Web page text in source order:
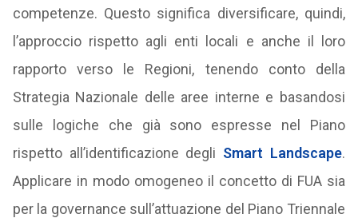
competenze. Questo significa diversificare, quindi,
l’approccio rispetto agli enti locali e anche il loro
rapporto verso le Regioni, tenendo conto della
Strategia Nazionale delle aree interne e basandosi
sulle logiche che già sono espresse nel Piano
rispetto all’identificazione degli Smart Landscape.
Applicare in modo omogeneo il concetto di FUA sia
per la governance sull’attuazione del Piano Triennale